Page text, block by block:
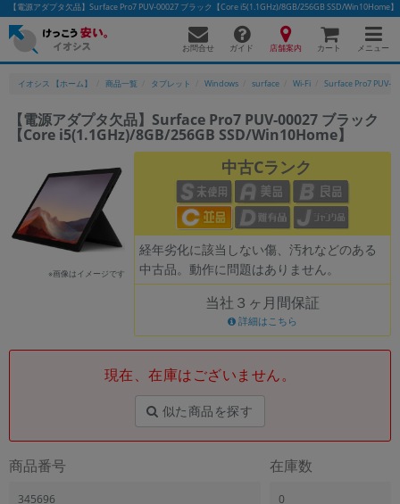
【電源アダプタ欠品】Surface Pro7 PUV-00027 ブラック【Core i5(1.1GHz)/8GB/256GB SSD/Win10Home
お問合せ ガイド 店舗案内 カート メニュー
イオシス 【ホーム】 商品一覧 タブレット Windows surface Wi-Fi Surface Pro7 PUV-
【電源アダプタ欠品】Surface Pro7 PUV-00027 ブラック
【Core i5(1.1GHz)/8GB/256GB SSD/Win10Home】
※画像はイメージです
中古Cランク
経年劣化に該当しない傷、汚れなどのある
中古品。動作に問題はありません。
当社３ヶ月間保証
詳細はこちら
現在、在庫はございません。
似た商品を探す
商品番号
345696
在庫数
0
かんたんパソコン検索に切り替える
フリーワード
除外ワード
人気の検索ワード： Let's note EliteBookMacBook
「スマートフォン」「タブレット」など
「Apple」「SONY」「SHARP」など